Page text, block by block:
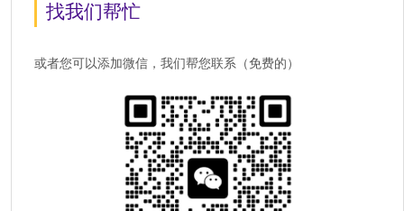
找我们帮忙
或者您可以添加微信，我们帮您联系（免费的）